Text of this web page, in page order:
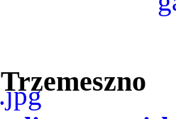
Trzemeszno